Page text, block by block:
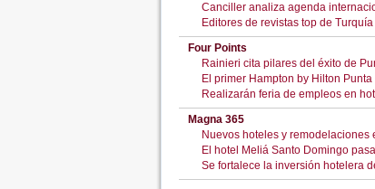
Canciller analiza agenda
Editores de revistas top de
Four Points
Rainieri cita pilares del éxito de
El primer Hampton by Hilton
Realizarán feria de empleos en
Magna 365
Nuevos hoteles y
El hotel Meliá Santo Domingo
Se fortalece la inversión hotelera